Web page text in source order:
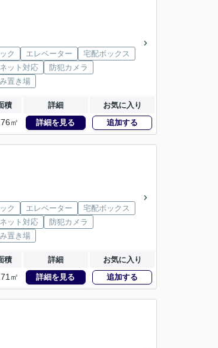
ク エレベーター
宅配ボックス
ット対応
防犯カメラ
置き場
積 詳細 お気に入り
㎡ 詳細を見る 追加する
ク エレベーター
宅配ボックス
ット対応
防犯カメラ
置き場
積 詳細 お気に入り
㎡ 詳細を見る 追加する